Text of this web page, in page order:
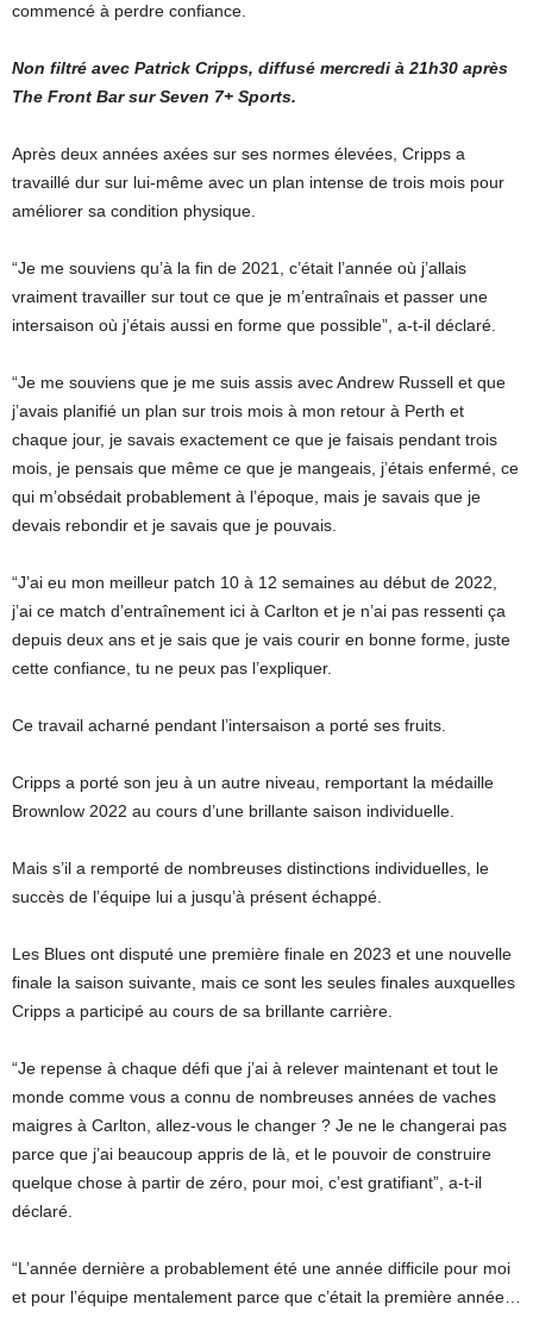
commencé à perdre confiance.
Non filtré avec Patrick Cripps, diffusé mercredi à 21h30 après
The Front Bar sur Seven 7+ Sports.
Après deux années axées sur ses normes élevées, Cripps a
travaillé dur sur lui-même avec un plan intense de trois mois pour
améliorer sa condition physique.
“Je me souviens qu’à la fin de 2021, c’était l’année où j’allais
vraiment travailler sur tout ce que je m’entraînais et passer une
intersaison où j’étais aussi en forme que possible”, a-t-il déclaré.
“Je me souviens que je me suis assis avec Andrew Russell et que
j’avais planifié un plan sur trois mois à mon retour à Perth et
chaque jour, je savais exactement ce que je faisais pendant trois
mois, je pensais que même ce que je mangeais, j’étais enfermé, ce
qui m’obsédait probablement à l’époque, mais je savais que je
devais rebondir et je savais que je pouvais.
“J’ai eu mon meilleur patch 10 à 12 semaines au début de 2022,
j’ai ce match d’entraînement ici à Carlton et je n’ai pas ressenti ça
depuis deux ans et je sais que je vais courir en bonne forme, juste
cette confiance, tu ne peux pas l’expliquer.
Ce travail acharné pendant l’intersaison a porté ses fruits.
Cripps a porté son jeu à un autre niveau, remportant la médaille
Brownlow 2022 au cours d’une brillante saison individuelle.
Mais s’il a remporté de nombreuses distinctions individuelles, le
succès de l’équipe lui a jusqu’à présent échappé.
Les Blues ont disputé une première finale en 2023 et une nouvelle
finale la saison suivante, mais ce sont les seules finales auxquelles
Cripps a participé au cours de sa brillante carrière.
“Je repense à chaque défi que j’ai à relever maintenant et tout le
monde comme vous a connu de nombreuses années de vaches
maigres à Carlton, allez-vous le changer ? Je ne le changerai pas
parce que j’ai beaucoup appris de là, et le pouvoir de construire
quelque chose à partir de zéro, pour moi, c’est gratifiant”, a-t-il
déclaré.
“L’année dernière a probablement été une année difficile pour moi
et pour l’équipe mentalement parce que c’était la première année…